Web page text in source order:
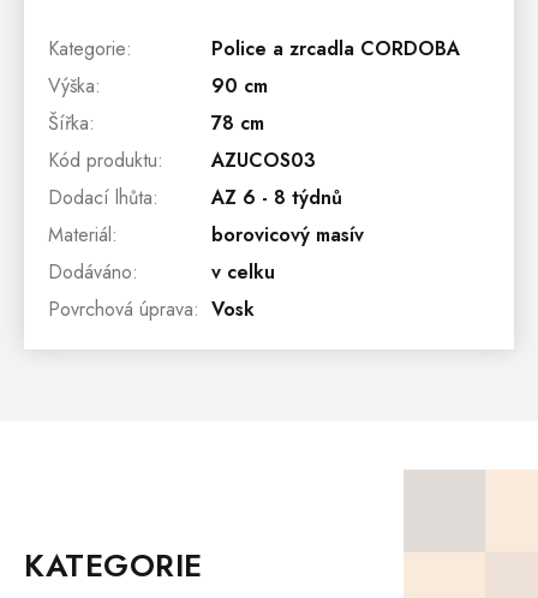
Kategorie:
Police a zrcadla CORDOBA
Výška:
90 cm
Šířka:
78 cm
Kód produktu:
AZUCOS03
Dodací lhůta:
AZ 6 - 8 týdnů
Materiál:
borovicový masív
Dodáváno:
v celku
Povrchová úprava: Vosk
KATEGORIE